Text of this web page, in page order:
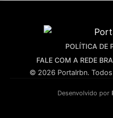
POLÍTICA DE
FALE COM A REDE
© 2026 Portalrbn.
Desenvolvido por